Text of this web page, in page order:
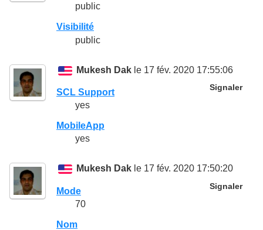
public
Visibilité
public
Mukesh Dak le 17 fév. 2020 17:55:06
Signaler
SCL Support
yes
MobileApp
yes
Mukesh Dak le 17 fév. 2020 17:50:20
Signaler
Mode
70
Nom